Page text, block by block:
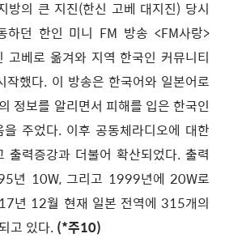
방의 큰 지진(한신 고베 대지진) 당시
하던 한인 미니 FM 방송 <FM사랑>
고베로 옮겨와 지역 한국인 커뮤니티
작했다. 이 방송은 한국어와 일본어로
정보를 알리면서 피해를 입은 한국인
주었다. 이후 공동체라디오에 대한
출력증강과 더불어 확산되었다. 출력
년 10W, 그리고 1999년에 20W로
년 12월 현재 일본 전역에 315개의
고 있다. (*주10)